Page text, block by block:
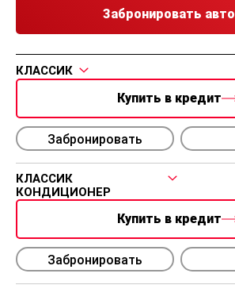
Забронировать авто
КЛАССИК
Купить в кредит
Забронировать
КЛАССИК
КОНДИЦИОНЕР
Купить в кредит
Забронировать